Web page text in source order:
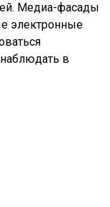
Медиа-фасады
электронные
в